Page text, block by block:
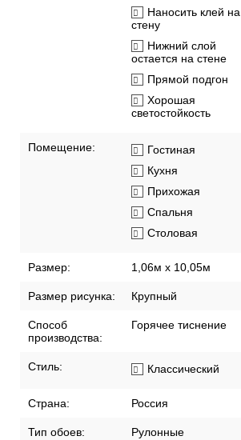
Наносить клей на
стену
Нижний слой
остается на стене
Прямой подгон
Хорошая
светостойкость
Помещение:
Гостиная
Кухня
Прихожая
Спальня
Столовая
Размер: 1,06м х 10,05м
Размер рисунка: Крупный
Способ
производства:
Горячее тиснение
Стиль: Классический
Страна: Россия
Тип обоев: Рулонные